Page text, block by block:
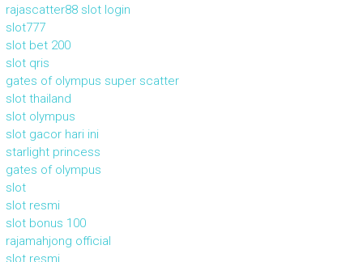
rajascatter88 slot login
slot777
slot bet 200
slot qris
gates of olympus super scatter
slot thailand
slot olympus
slot gacor hari ini
starlight princess
gates of olympus
slot
slot resmi
slot bonus 100
rajamahjong official
slot resmi